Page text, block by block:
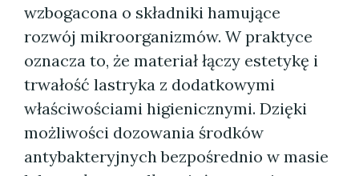
wzbogacona o składniki hamujące
rozwój mikroorganizmów. W praktyce
oznacza to, że materiał łączy estetykę i
trwałość lastryka z dodatkowymi
właściwościami higienicznymi. Dzięki
możliwości dozowania środków
antybakteryjnych bezpośrednio w masie